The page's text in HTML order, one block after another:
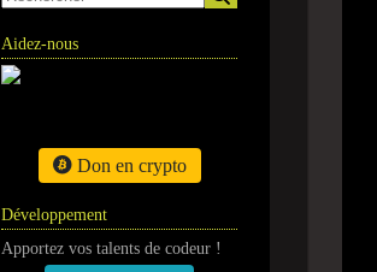
Aidez-nous
Don en crypto
Développement
Apportez vos talents de codeur !